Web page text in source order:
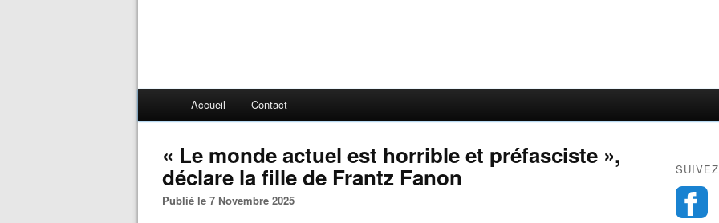
Accueil Contact
« Le monde actuel est horrible et préfasciste »,
déclare la fille de Frantz Fanon
Publié le 7 Novembre 2025